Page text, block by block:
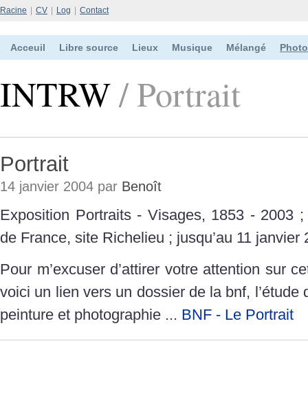
Racine CV Log Contact
Acceuil Libre source Lieux Musique Mélangé
INTRW/ Portrait
Portrait
14 janvier 2004 par Benoît
Exposition Portraits - Visages, 1853 - 2003
de France, site Richelieu ; jusqu’au 11 janvier
Pour m’excuser d’attirer votre attention sur
voici un lien vers un dossier de la bnf, l’étude
peinture et photographie ... BNF - Le Portrait